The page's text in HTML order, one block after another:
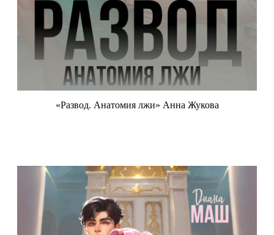
«Развод. Анатомия лжи» Анна Жукова